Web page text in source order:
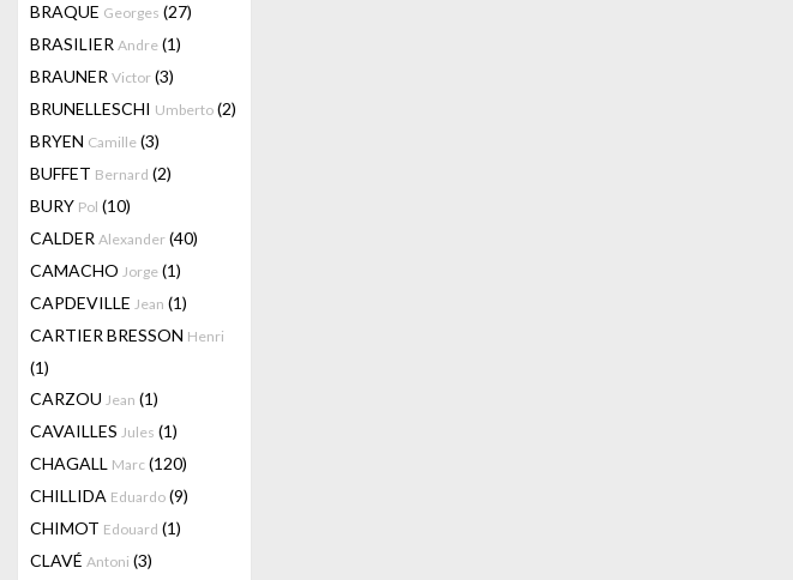
BRAQUE Georges (27)
BRASILIER Andre (1)
BRAUNER Victor (3)
BRUNELLESCHI Umberto (2)
BRYEN Camille (3)
BUFFET Bernard (2)
BURY Pol (10)
CALDER Alexander (40)
CAMACHO Jorge (1)
CAPDEVILLE Jean (1)
CARTIER BRESSON Henri
(1)
CARZOU Jean (1)
CAVAILLES Jules (1)
CHAGALL Marc (120)
CHILLIDA Eduardo (9)
CHIMOT Edouard (1)
CLAVÉ Antoni (3)